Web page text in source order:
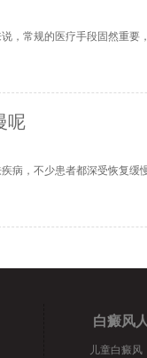
，常规的医疗手段固然重要
呢
病，不少患者都深受恢复缓
白癜风
儿童白癜风